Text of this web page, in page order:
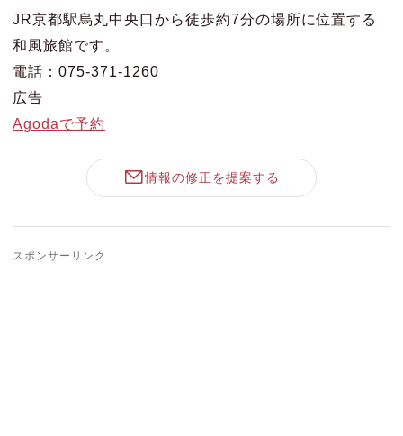
JR京都駅烏丸中央口から徒歩約7分の場所に位置する
和風旅館です。
電話：075-371-1260
広告
Agodaで予約
情報の修正を提案する
スポンサーリンク